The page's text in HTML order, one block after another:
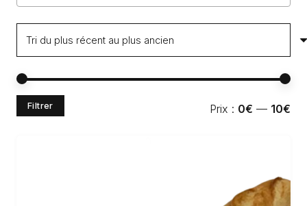
Filtrer Prix : 0€ — 10€